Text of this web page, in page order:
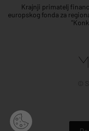
Krajnji primatelj
europskog fonda za
©